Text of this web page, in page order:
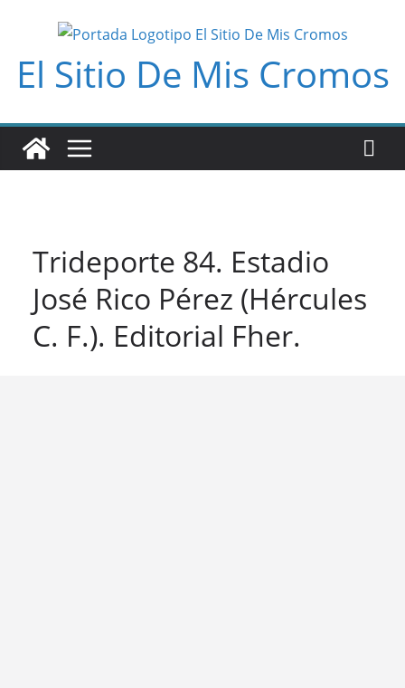
contenido
El Sitio De Mis Cromos
Trideporte 84. Estadio
José Rico Pérez (Hércules
C. F.). Editorial Fher.